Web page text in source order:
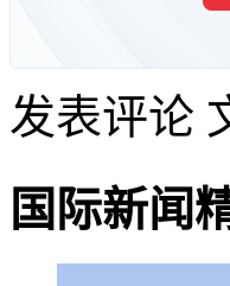
发表评论
国际新闻